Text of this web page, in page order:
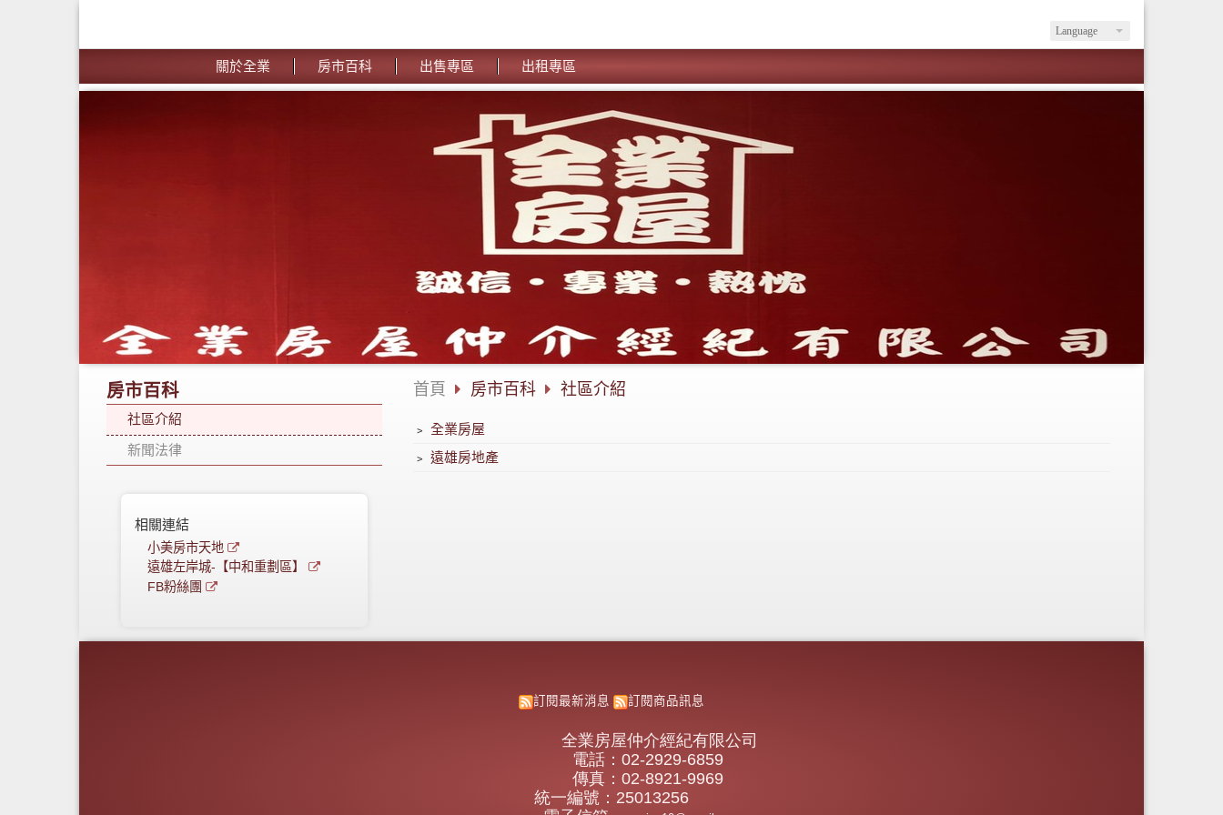
Language
關於全業 房市百科 出售專區 出租專區
房市百科
社區介紹
新聞法律
相關連結
小美房市天地
遠雄左岸城-【中和重劃區】
FB粉絲團
首頁 房市百科 社區介紹
﹥ 全業房屋
﹥ 遠雄房地產
訂閱最新消息 訂閱商品訊息
全業房屋仲介經紀有限公司
電話：02-2929-6859
傳真：02-8921-9969
統一編號：25013256